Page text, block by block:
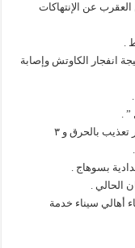
عن الإنتهاكات
.
انفجار الكاوتش وإصابة
” .
*علامات تعذيب وحشي و جروح قطعية غائرة و آثار تعذيب بالحرق و ٣
بسوهاج .
الحالي .
أهالي سيناء خدمة